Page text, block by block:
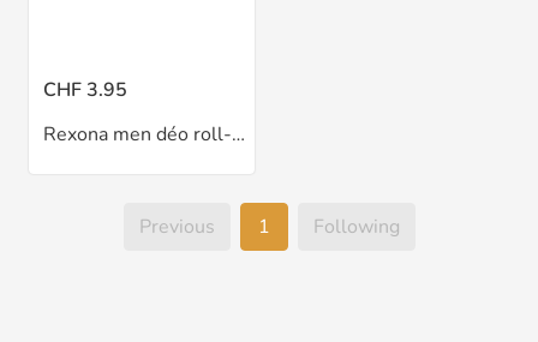
CHF 3.95
Rexona men déo roll-on 50 ml
Previous 1 Following